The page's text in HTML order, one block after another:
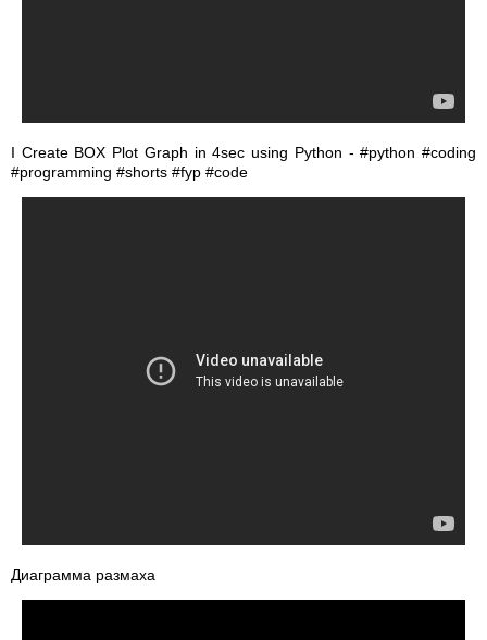
I Create BOX Plot Graph in 4sec using Python - #python #coding
#programming #shorts #fyp #code
Диаграмма размаха